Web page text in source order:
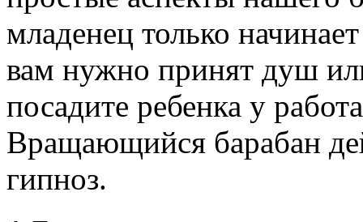
младенец только
вам нужно принят душ
посадите ребенка у
Вращающийся барабан
гипноз.